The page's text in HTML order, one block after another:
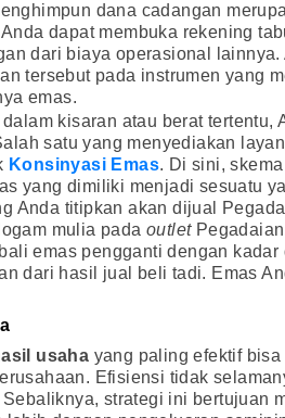
dana cadangan
dapat membuka rekening
dari biaya operasional lainnya.
tersebut pada instrumen yang
emas.
kisaran atau berat tertentu,
satu yang menyediakan
Konsinyasi Emas. Di sini,
yang dimiliki menjadi sesuatu
Anda titipkan akan dijual
mulia pada outlet
emas pengganti dengan kadar
dari hasil jual beli tadi. Emas
usaha yang paling efektif
Efisiensi tidak
strategi ini bertujuan